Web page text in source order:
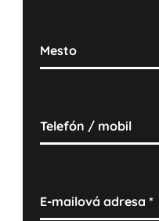
Mesto
Telefón / mobil
E-mailová adresa*